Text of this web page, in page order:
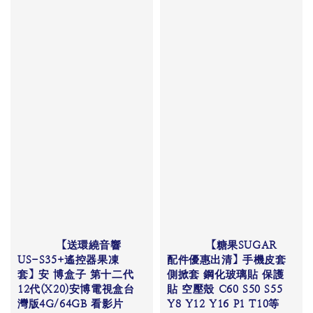
US-S35+遙控器果凍
套】安 博盒子 第十二代
12代(X20)安博電視盒台
灣版4G/64GB 看影片
配件優惠出清】手機皮套
側掀套 鋼化玻璃貼 保護
貼 空壓殼 C60 S50 S55
Y8 Y12 Y16 P1 T10等